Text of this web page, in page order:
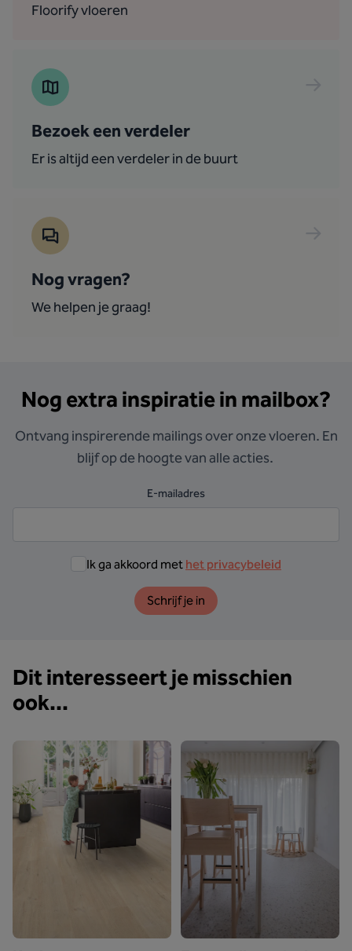
Floorify vloeren
Bezoek een verdeler
Er is altijd een verdeler in de buurt
Nog vragen?
We helpen je graag!
Nog extra inspiratie in mailbox?
Ontvang inspirerende mailings over onze vloeren. En
blijf op de hoogte van alle acties.
E-mailadres
Ik ga akkoord met het privacybeleid
Schrijf je in
Dit interesseert je misschien
ook...